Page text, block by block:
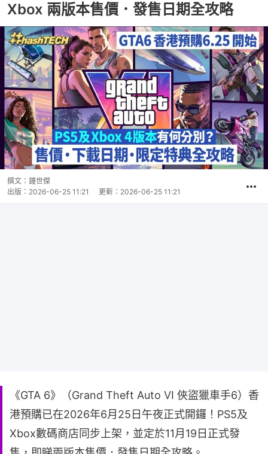
Xbox 兩版本售價．發售日期全攻略
撰文： 鍾世傑
出版： 2026-06-25 11:21 更新： 2026-06-25 11:21
《GTA 6》（Grand Theft Auto VI 俠盜獵車手6）香
港預購已在2026年6月25日午夜正式開鑼！PS5及
Xbox數碼商店同步上架，並定於11月19日正式發